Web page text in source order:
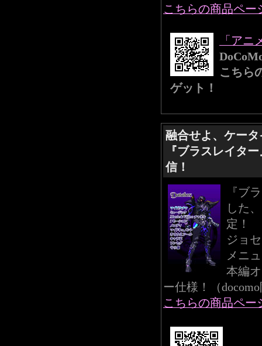
こちらの商品ペー
「アニ
こちら
ゲット！
融合せよ、ケー
『ブラスレイタ
信！
『ブ
した
定！
ジョ
メニ
本編
ー仕様！（
こちらの商品ペー